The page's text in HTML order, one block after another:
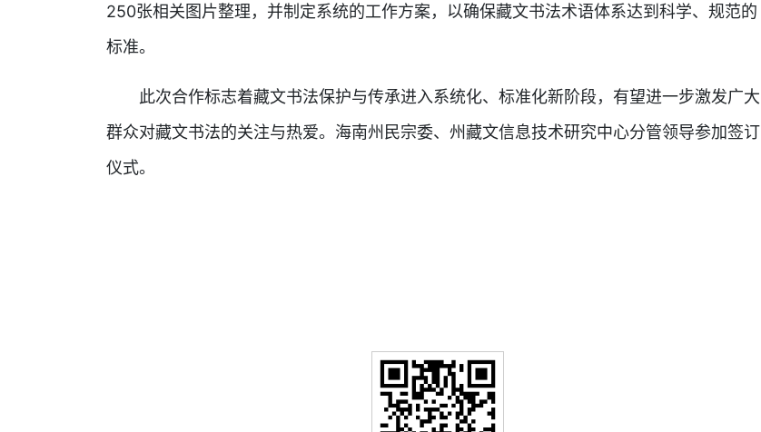
250张相关图片整理，并制定系统的工作方案，以确保藏文书法术语体系达到科学、规范的
标准。
此次合作标志着藏文书法保护与传承进入系统化、标准化新阶段，有望进一步激发广大
群众对藏文书法的关注与热爱。海南州民宗委、州藏文信息技术研究中心分管领导参加签订
仪式。